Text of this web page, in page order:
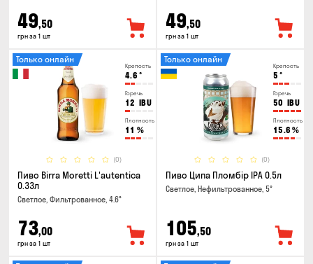
49,50
грн за 1 шт
49,50
грн за 1 шт
Крепость
4.6 °
Горечь
12 IBU
Плотность
11 %
(0)
Только онлайн
Пиво Birra Moretti L'autentica
0.33л
Светлое, Фильтрованное, 4.6°
73,00
грн за 1 шт
Крепость
5 °
Горечь
50 IBU
Плотность
15.6 %
(0)
Только онлайн
Пиво Ципа Пломбір IPA 0.5л
Светлое, Нефильтрованное, 5°
105,50
грн за 1 шт